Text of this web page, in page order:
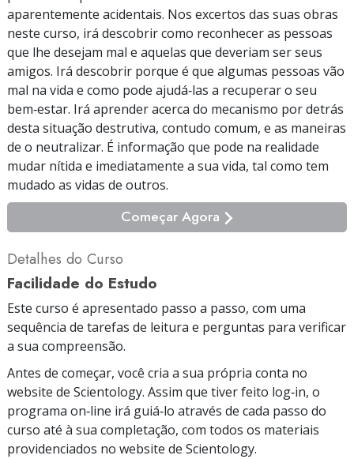
aparentemente acidentais. Nos excertos das suas obras
neste curso, irá descobrir como reconhecer as pessoas
que lhe desejam mal e aquelas que deveriam ser seus
amigos. Irá descobrir porque é que algumas pessoas vão
mal na vida e como pode ajudá‑las a recuperar o seu
bem‑estar. Irá aprender acerca do mecanismo por detrás
desta situação destrutiva, contudo comum, e as maneiras
de o neutralizar. É informação que pode na realidade
mudar nítida e imediatamente a sua vida, tal como tem
mudado as vidas de outros.
Começar Agora
Detalhes do Curso
Facilidade do Estudo
Este curso é apresentado passo a passo, com uma
sequência de tarefas de leitura e perguntas para verificar
a sua compreensão.
Antes de começar, você cria a sua própria conta no
website de Scientology. Assim que tiver feito log‑in, o
programa on‑line irá guiá‑lo através de cada passo do
curso até à sua completação, com todos os materiais
providenciados no website de Scientology.